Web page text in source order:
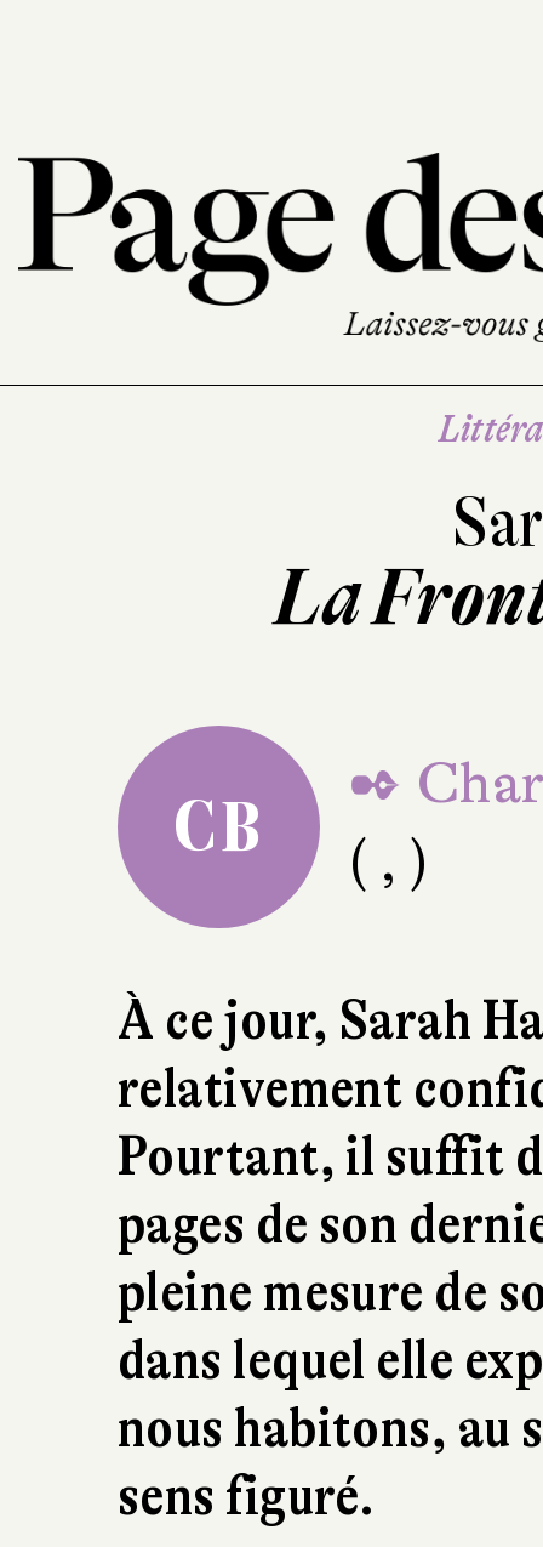
La
CB
✒
( , )
À ce jour, Sarah
relativement
Pourtant, il suffit
pages de son
pleine mesure de
dans lequel elle
nous habitons, au
sens figuré.